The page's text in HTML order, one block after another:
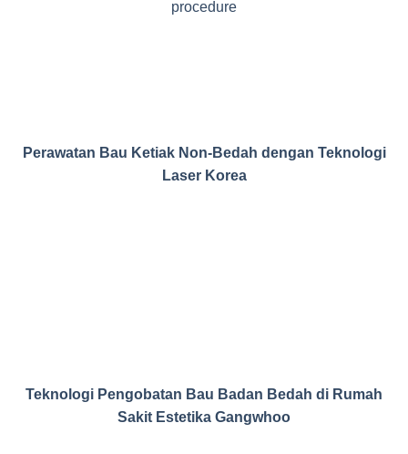
Perawatan Bau Ketiak Non-Bedah dengan Teknologi
Laser Korea
Teknologi Pengobatan Bau Badan Bedah di Rumah
Sakit Estetika Gangwhoo